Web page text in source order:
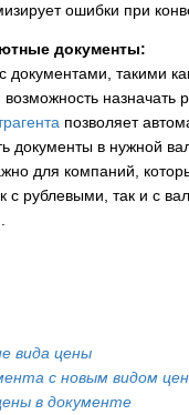
ошибки при
документы:
документами, такими
возможность назначать
позволяет
документы в нужной
для компаний,
с рублевыми, так и с
вида цены
с новым видом
в документе